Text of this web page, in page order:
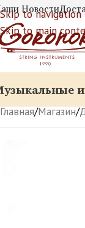
Skip to navigation
Skip to main
Новости
Главная/Магазин/